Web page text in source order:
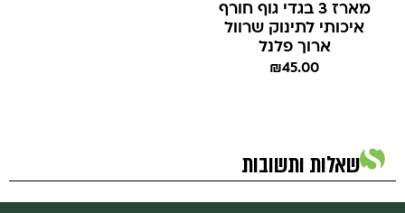
מארז 3 בגדי גוף חורף
איכותי לתינוק שרוול
ארוך פלנל
₪45.00
שאלות ותשובות